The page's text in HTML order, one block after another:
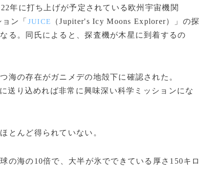
年に打ち上げが予定されている欧州宇宙機関
ン「 JUICE （Jupiter's Icy Moons Explorer）」の
る。同氏によると、探査機が木星に到着するの
海の存在がガニメデの地殻下に確認された。
送り込めれば非常に興味深い科学ミッションにな
とんど得られていない。
の海の10倍で、大半が氷でできている厚さ150キ